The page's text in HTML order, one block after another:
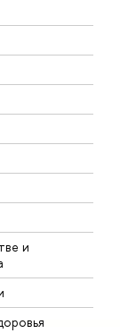
и